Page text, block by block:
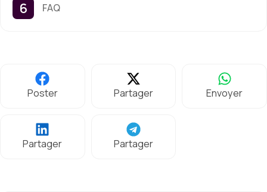
FAQ
Poster Partager Envoyer
Partager Partager